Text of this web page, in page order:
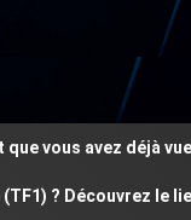
vous avez déjà vues
? Découvrez le lieu